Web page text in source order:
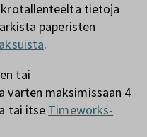
tietoja
paperisten
.
tai
maksimissaan 4
tai itse Timeworks-